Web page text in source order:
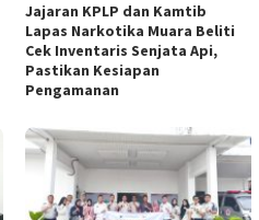
Jajaran KPLP dan Kamtib
Lapas Narkotika Muara Beliti
Cek Inventaris Senjata Api,
Pastikan Kesiapan
Pengamanan